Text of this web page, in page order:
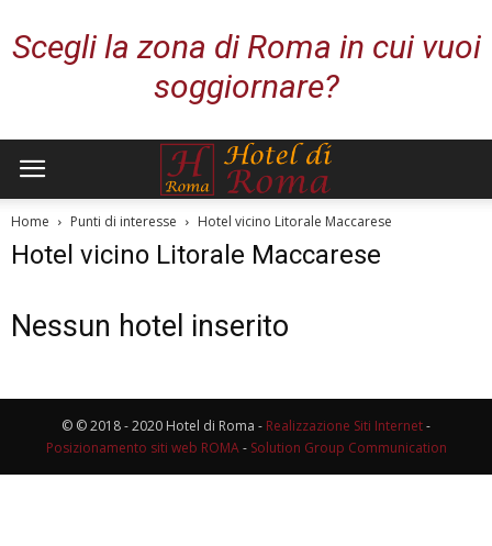
Scegli la zona di Roma in cui vuoi
soggiornare?
Home Punti di interesse Hotel vicino Litorale Maccarese
Hotel vicino Litorale Maccarese
Nessun hotel inserito
© © 2018 - 2020 Hotel di Roma - Realizzazione Siti Internet-
Posizionamento siti web ROMA- Solution Group Communication